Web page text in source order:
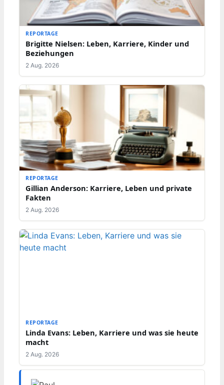
REPORTAGE
Brigitte Nielsen: Leben, Karriere, Kinder und
Beziehungen
2 Aug. 2026
REPORTAGE
Gillian Anderson: Karriere, Leben und private
Fakten
2 Aug. 2026
REPORTAGE
Linda Evans: Leben, Karriere und was sie heute
macht
2 Aug. 2026